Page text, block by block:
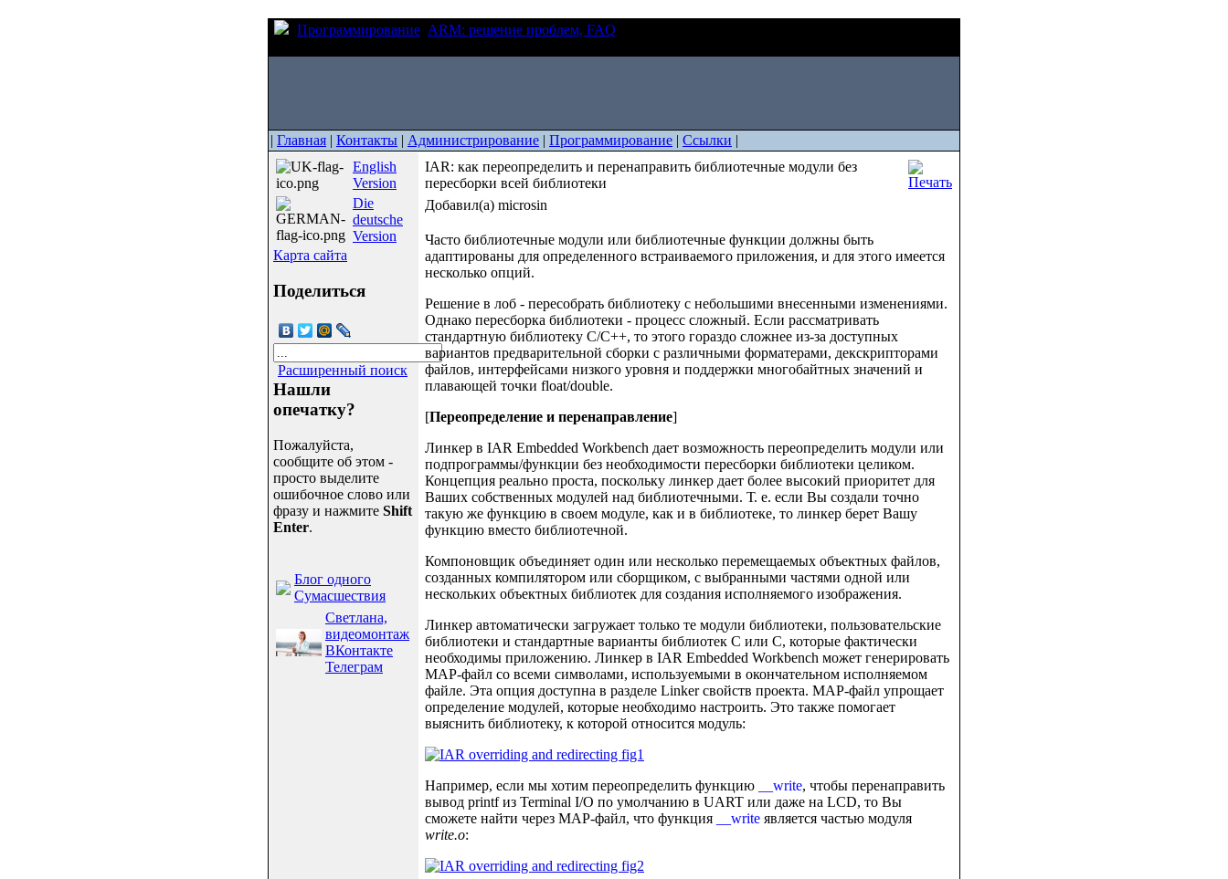
Программирование ARM: решение проблем, FAQ
| Главная | Контакты | Администрирование | Программирование | Ссылки |
English
Version
Die
deutsche
Version
Карта сайта
Поделиться
Расширенный поиск
Нашли
опечатку?
Пожалуйста,
сообщите об этом -
просто выделите
ошибочное слово или
фразу и нажмите Shift
Enter.
Блог одного
Сумасшествия
Светлана,
видеомонтаж
ВКонтакте
Телеграм
IAR: как переопределить и перенаправить библиотечные модули без
пересборки всей библиотеки
Добавил(а) microsin
Часто библиотечные модули или библиотечные функции должны быть
адаптированы для определенного встраиваемого приложения, и для этого имеется
несколько опций.
Решение в лоб - пересобрать библиотеку с небольшими внесенными изменениями.
Однако пересборка библиотеки - процесс сложный. Если рассматривать
стандартную библиотеку C/C++, то этого гораздо сложнее из-за доступных
вариантов предварительной сборки с различными форматерами, декскрипторами
файлов, интерфейсами низкого уровня и поддержки многобайтных значений и
плавающей точки float/double.
[Переопределение и перенаправление]
Линкер в IAR Embedded Workbench дает возможность переопределить модули или
подпрограммы/функции без необходимости пересборки библиотеки целиком.
Концепция реально проста, поскольку линкер дает более высокий приоритет для
Ваших собственных модулей над библиотечными. Т. е. если Вы создали точно
такую же функцию в своем модуле, как и в библиотеке, то линкер берет Вашу
функцию вместо библиотечной.
Компоновщик объединяет один или несколько перемещаемых объектных файлов,
созданных компилятором или сборщиком, с выбранными частями одной или
нескольких объектных библиотек для создания исполняемого изображения.
Линкер автоматически загружает только те модули библиотеки, пользовательские
библиотеки и стандартные варианты библиотек C или C, которые фактически
необходимы приложению. Линкер в IAR Embedded Workbench может генерировать
MAP-файл со всеми символами, используемыми в окончательном исполняемом
файле. Эта опция доступна в разделе Linker свойств проекта. MAP-файл упрощает
определение модулей, которые необходимо настроить. Это также помогает
выяснить библиотеку, к которой относится модуль:
Например, если мы хотим переопределить функцию __write, чтобы перенаправить
вывод printf из Terminal I/O по умолчанию в UART или даже на LCD, то Вы
сможете найти через MAP-файл, что функция
__write является частью модуля
write.o: